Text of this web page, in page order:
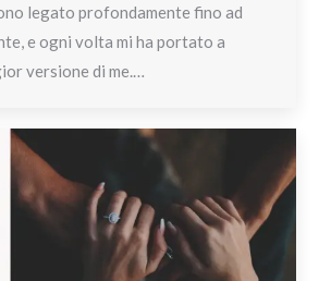
legato profondamente fino ad
e ogni volta mi ha portato a
versione di me.…